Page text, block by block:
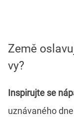
Země
vy?
Inspirujte se
uznávaného